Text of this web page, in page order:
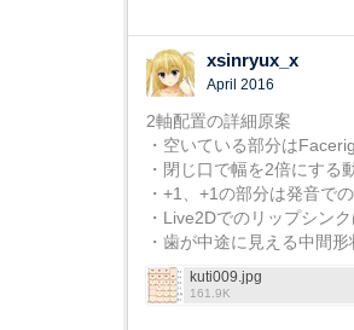
xsinryux_x
April 2016
2軸配置の詳細原案
・空いている部分は
・閉じ口で幅を2倍にする
・+1、+1の部分は発音で
・Live2Dでのリップシン
・歯が中途に見える中間
kuti009.jpg
161.9K